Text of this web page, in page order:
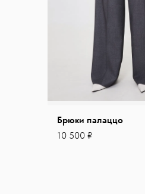
Брюки палаццо
10 500 ₽